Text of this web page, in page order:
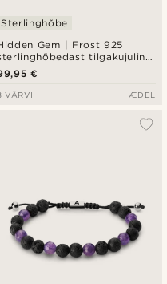
Gem | Frost 925
tilgakujuline
Sterlinghõbe
€
VÄRVI ÆDEL